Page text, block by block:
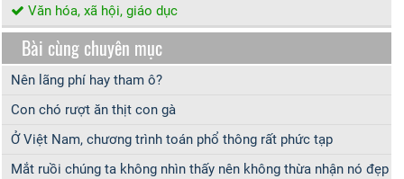
Văn hóa, xã hội, giáo dục
Bài cùng chuyên mục
Nên lãng phí hay tham ô?
Con chó rượt ăn thịt con gà
Ở Việt Nam, chương trình toán phổ thông rất phức tạp
Mắt ruồi chúng ta không nhìn thấy nên không thừa nhận nó đẹp